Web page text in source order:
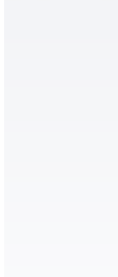
DELFIN
Hódmezővásárhely,